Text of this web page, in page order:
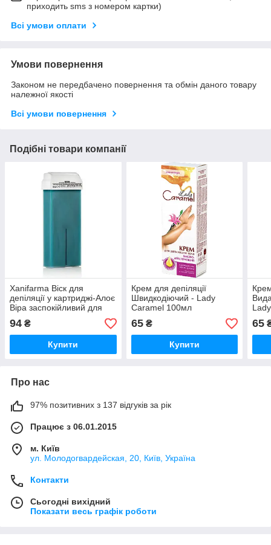
приходить sms з номером картки)
Всі умови оплати
Умови повернення
Законом не передбачено повернення та обмін даного товару
належної якості
Всі умови повернення
Подібні товари компанії
Xanifarma Віск для
депіляції у картриджі-Алоє
Віра заспокійливий для
стійкого волосся, 100 мл
(оригінал)
94 ₴
Купити
Крем для депіляції
Швидкодіючий - Lady
Caramel 100мл
65₴
Купити
65
Про нас
97% позитивних з 137 відгуків за рік
Працює з 06.01.2015
м. Київ
ул. Молодогвардейская, 20, Київ, Україна
Контакти
Сьогодні вихідний
Показати весь графік роботи